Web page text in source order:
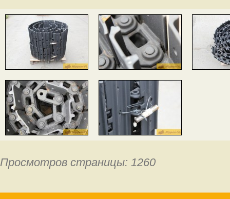
Просмотров страницы: 1260